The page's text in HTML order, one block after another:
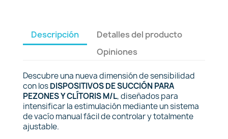
Descripción
Detalles del producto
Opiniones
Descubre una nueva dimensión de sensibilidad
con losDISPOSITIVOS DE SUCCIÓN PARA
PEZONES Y CLÍTORIS M/L, diseñados para
intensificar la estimulación mediante un sistema
de vacío manual fácil de controlar y totalmente
ajustable.